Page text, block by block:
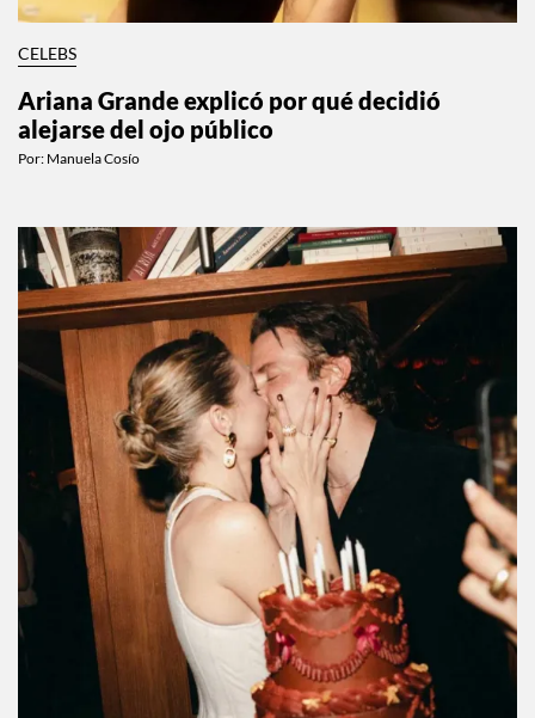
CELEBS
Ariana Grande explicó por qué decidió
alejarse del ojo público
Por: Manuela Cosío